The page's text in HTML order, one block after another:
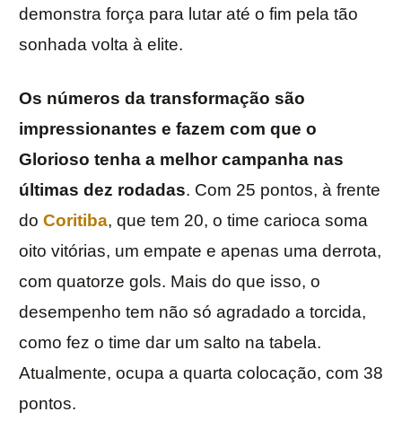
demonstra força para lutar até o fim pela tão
sonhada volta à elite.
Os números da transformação são
impressionantes e fazem com que o
Glorioso tenha a melhor campanha nas
últimas dez rodadas. Com 25 pontos, à frente
do Coritiba, que tem 20, o time carioca soma
oito vitórias, um empate e apenas uma derrota,
com quatorze gols. Mais do que isso, o
desempenho tem não só agradado a torcida,
como fez o time dar um salto na tabela.
Atualmente, ocupa a quarta colocação, com 38
pontos.